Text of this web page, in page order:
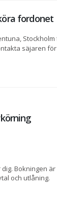
fordonet
säjaren
Bokningen
och utlåning.